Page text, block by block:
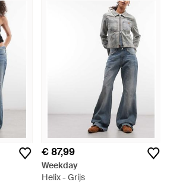
€ 87,99
Weekday
Helix - Grijs